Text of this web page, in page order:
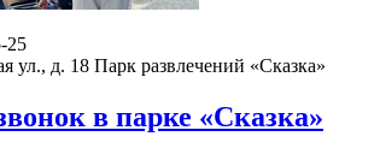
25
ул., д. 18 Парк развлечений «Сказка»
в парке «Сказка»